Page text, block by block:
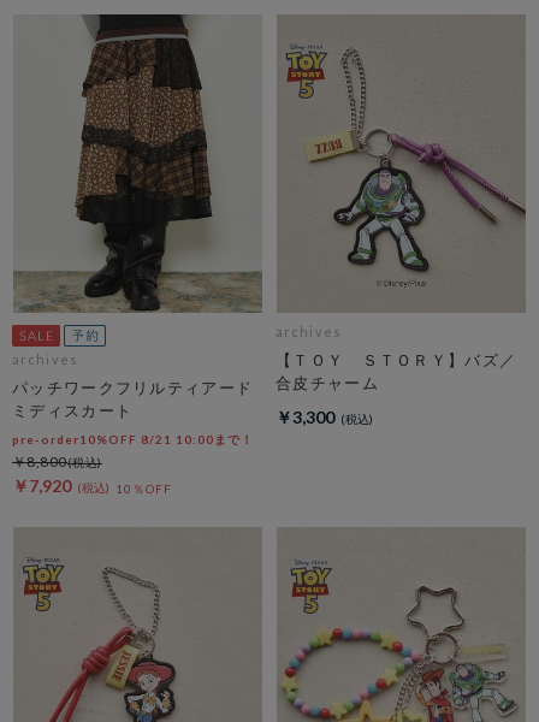
archives
パッチワークフリルティアード
ミディスカート
pre-order10%OFF 8/21 10:00まで！
￥7,920 10％OFF
￥8,800
archives
【ＴＯＹ ＳＴＯＲＹ】バズ／
合皮チャーム
￥3,300